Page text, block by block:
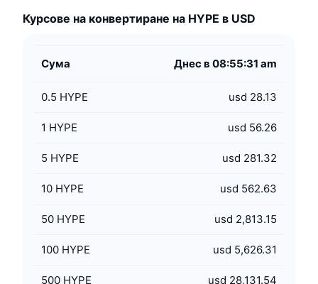
Курсове на конвертиране на HYPE в USD
Сума Днес в 08:55:31 am
0.5 HYPE usd 28.13
1 HYPE usd 56.26
5 HYPE usd 281.32
10 HYPE usd 562.63
50 HYPE usd 2,813.15
100 HYPE usd 5,626.31
500 HYPE usd 28,131.54